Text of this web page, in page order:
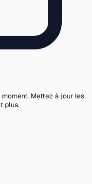
Mettez à jour les
plus.